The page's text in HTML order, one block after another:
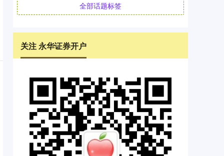
全部话题标签
关注 永华证券开户